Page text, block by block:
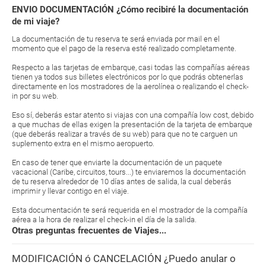
ENVIO DOCUMENTACIÓN ¿Cómo recibiré la documentación
de mi viaje?
La documentación de tu reserva te será enviada por mail en el
momento que el pago de la reserva esté realizado completamente.
Respecto a las tarjetas de embarque, casi todas las compañías aéreas
tienen ya todos sus billetes electrónicos por lo que podrás obtenerlas
directamente en los mostradores de la aerolínea o realizando el check-
in por su web.
Eso sí, deberás estar atento si viajas con una compañía low cost, debido
a que muchas de ellas exigen la presentación de la tarjeta de embarque
(que deberás realizar a través de su web) para que no te carguen un
suplemento extra en el mismo aeropuerto.
En caso de tener que enviarte la documentación de un paquete
vacacional (Caribe, circuitos, tours...) te enviaremos la documentación
de tu reserva alrededor de 10 días antes de salida, la cual deberás
imprimir y llevar contigo en el viaje.
Esta documentación te será requerida en el mostrador de la compañía
aérea a la hora de realizar el check-in el día de la salida.
Otras preguntas frecuentes de Viajes...
MODIFICACIÓN ó CANCELACIÓN ¿Puedo anular o